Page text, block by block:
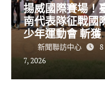
揚威國際賽場！
南代表隊征戰國
少年運動會 斬獲
金2銀4銅
新聞聯訪中心
8
7, 2026